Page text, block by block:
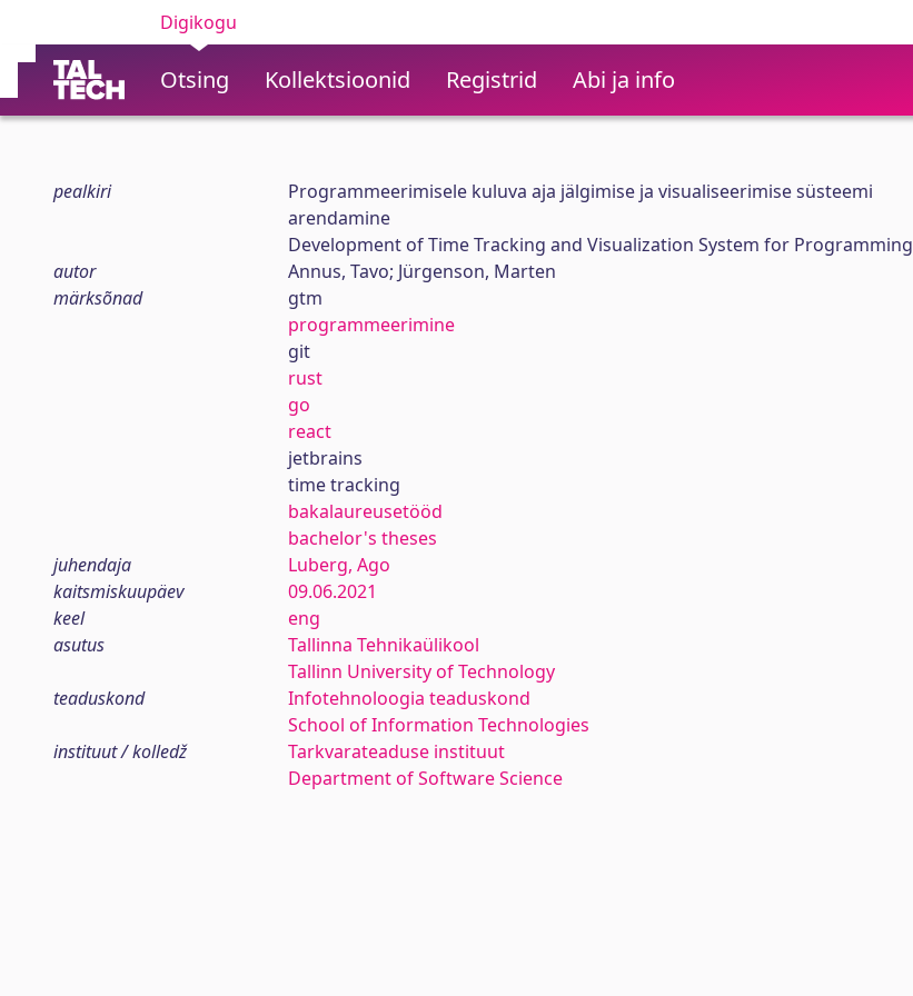
Digikogu
Otsing Kollektsioonid Registrid Abi ja info
pealkiri
Programmeerimisele kuluva aja jälgimise ja visualiseerimise süsteemi
arendamine
Development of Time Tracking and Visualization System for Programming
autor
Annus, Tavo; Jürgenson, Marten
märksõnad
gtm
programmeerimine
git
rust
go
react
jetbrains
time tracking
bakalaureusetööd
bachelor's theses
juhendaja
Luberg, Ago
kaitsmiskuupäev
09.06.2021
keel
eng
asutus
Tallinna Tehnikaülikool
Tallinn University of Technology
teaduskond
Infotehnoloogia teaduskond
School of Information Technologies
instituut / kolledž
Tarkvarateaduse instituut
Department of Software Science